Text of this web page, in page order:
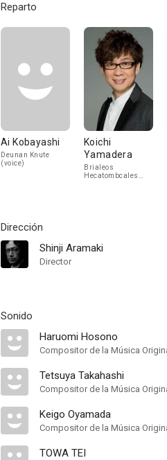
Reparto
Ai Kobayashi
Deunan Knute
(voice)
Koichi
Yamadera
Brialeos
Hecatombcales
Dirección
Shinji Aramaki
Director
Sonido
Haruomi Hosono
Compositor de la Música
Tetsuya Takahashi
Compositor de la Música
Keigo Oyamada
Compositor de la Música
TOWA TEI